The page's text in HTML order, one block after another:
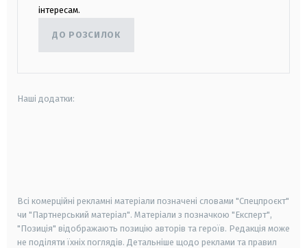
інтересам.
ДО РОЗСИЛОК
Наші додатки:
Всі комерційні рекламні матеріали позначені словами "Спецпроєкт"
чи "Партнерський матеріал". Матеріали з позначкою "Експерт",
"Позиція" відображають позицію авторів та героїв. Редакція може
не поділяти їхніх поглядів. Детальніше щодо реклами та правил